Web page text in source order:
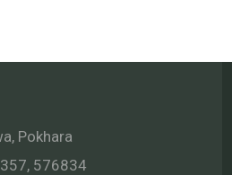
Pokhara
576834